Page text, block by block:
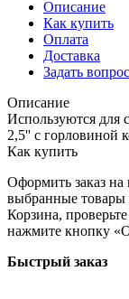
Описание
Как купить
Оплата
Доставка
Задать вопрос
Описание
Используются для
2,5'' с горловиной
Как купить
Оформить заказ на
выбранные товары
Корзина,
нажмите кнопку
Быстрый заказ